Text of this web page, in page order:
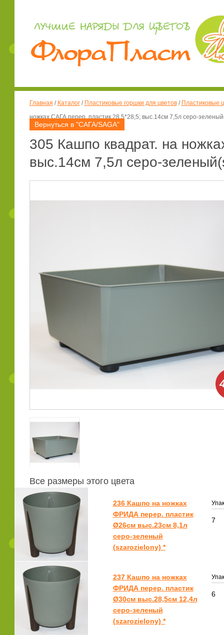
Главная / Каталог/ Пластиковые горшки для цветов/ Пластиковые
ножках САГА перер. пластик 28,5*28,5; выс.14см 7,5л серо-
Вернуться в "САГА/SAGA"
305 Кашпо квадрат. на
выс.14см 7,5л серо-
Все размеры этого цвета
236 Кашпо на ножках
ФРИДА перер. пластик
Ø26см выс.23см 8,1л
серо-зеленый
(szarozielony) *
7
237 Кашпо на ножках
ФРИДА перер. пластик
Ø30см выс.28,5см 12,4л
серо-зеленый
(szarozielony) *
6